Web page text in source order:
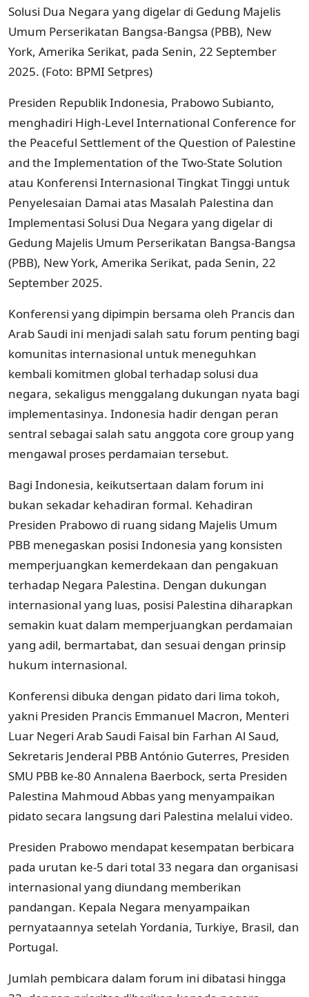
Solusi Dua Negara yang digelar di Gedung Majelis
Umum Perserikatan Bangsa-Bangsa (PBB), New
York, Amerika Serikat, pada Senin, 22 September
2025. (Foto: BPMI Setpres)
Presiden Republik Indonesia, Prabowo Subianto,
menghadiri High-Level International Conference for
the Peaceful Settlement of the Question of Palestine
and the Implementation of the Two-State Solution
atau Konferensi Internasional Tingkat Tinggi untuk
Penyelesaian Damai atas Masalah Palestina dan
Implementasi Solusi Dua Negara yang digelar di
Gedung Majelis Umum Perserikatan Bangsa-Bangsa
(PBB), New York, Amerika Serikat, pada Senin, 22
September 2025.
Konferensi yang dipimpin bersama oleh Prancis dan
Arab Saudi ini menjadi salah satu forum penting bagi
komunitas internasional untuk meneguhkan
kembali komitmen global terhadap solusi dua
negara, sekaligus menggalang dukungan nyata bagi
implementasinya. Indonesia hadir dengan peran
sentral sebagai salah satu anggota core group yang
mengawal proses perdamaian tersebut.
Bagi Indonesia, keikutsertaan dalam forum ini
bukan sekadar kehadiran formal. Kehadiran
Presiden Prabowo di ruang sidang Majelis Umum
PBB menegaskan posisi Indonesia yang konsisten
memperjuangkan kemerdekaan dan pengakuan
terhadap Negara Palestina. Dengan dukungan
internasional yang luas, posisi Palestina diharapkan
semakin kuat dalam memperjuangkan perdamaian
yang adil, bermartabat, dan sesuai dengan prinsip
hukum internasional.
Konferensi dibuka dengan pidato dari lima tokoh,
yakni Presiden Prancis Emmanuel Macron, Menteri
Luar Negeri Arab Saudi Faisal bin Farhan Al Saud,
Sekretaris Jenderal PBB António Guterres, Presiden
SMU PBB ke-80 Annalena Baerbock, serta Presiden
Palestina Mahmoud Abbas yang menyampaikan
pidato secara langsung dari Palestina melalui video.
Presiden Prabowo mendapat kesempatan berbicara
pada urutan ke-5 dari total 33 negara dan organisasi
internasional yang diundang memberikan
pandangan. Kepala Negara menyampaikan
pernyataannya setelah Yordania, Turkiye, Brasil, dan
Portugal.
Jumlah pembicara dalam forum ini dibatasi hingga